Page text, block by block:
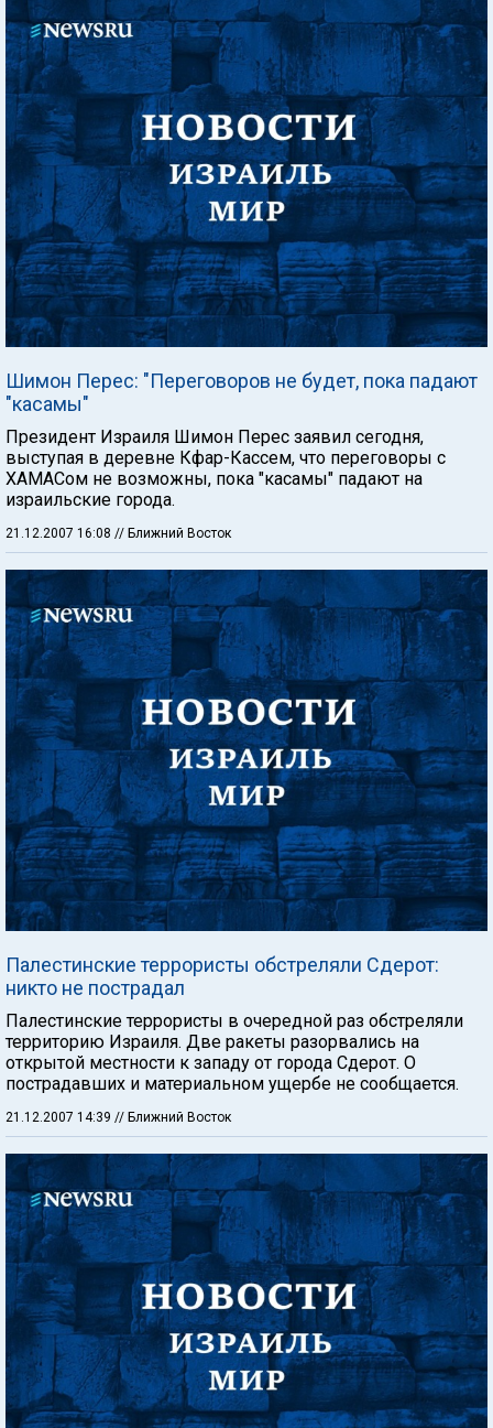
Шимон Перес: "Переговоров не будет, пока падают
"касамы"
Президент Израиля Шимон Перес заявил сегодня,
выступая в деревне Кфар-Кассем, что переговоры с
ХАМАСом не возможны, пока "касамы" падают на
израильские города.
21.12.2007 16:08 // Ближний Восток
Палестинские террористы обстреляли Сдерот:
никто не пострадал
Палестинские террористы в очередной раз обстреляли
территорию Израиля. Две ракеты разорвались на
открытой местности к западу от города Сдерот. О
пострадавших и материальном ущербе не сообщается.
21.12.2007 14:39 // Ближний Восток